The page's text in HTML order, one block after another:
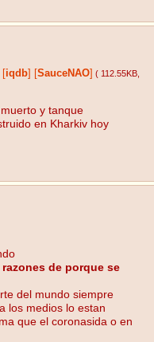
iqdb SauceNAO ( 112.55KB
y tanque
en Kharkiv hoy
de porque se
del mundo siempre
los medios lo estan
que el coronasida o en